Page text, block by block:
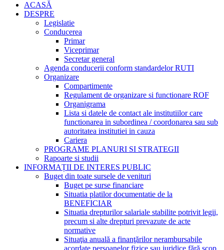
ACASĂ
DESPRE
Legislatie
Conducerea
Primar
Viceprimar
Secretar general
Agenda conducerii conform standardelor RUTI
Organizare
Compartimente
Regulament de organizare si functionare ROF
Organigrama
Lista si datele de contact ale institutiilor care
functionarea in subordinea / coordonarea sau sub
autoritatea institutiei in cauza
Cariera
PROGRAME PLANURI SI STRATEGII
Rapoarte si studii
INFORMAȚII DE INTERES PUBLIC
Buget din toate sursele de venituri
Buget pe surse financiare
Situatia platilor documentatie de la
BENEFICIAR
Situatia drepturilor salariale stabilite potrivit legii,
precum si alte drepturi prevazute de acte
normative
Situaţia anuală a finanţărilor nerambursabile